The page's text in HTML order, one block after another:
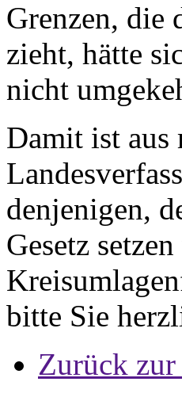
Grenzen, die
zieht, hätte
nicht
Damit ist aus
denjenigen,
Gesetz
bitte Sie
Zurück